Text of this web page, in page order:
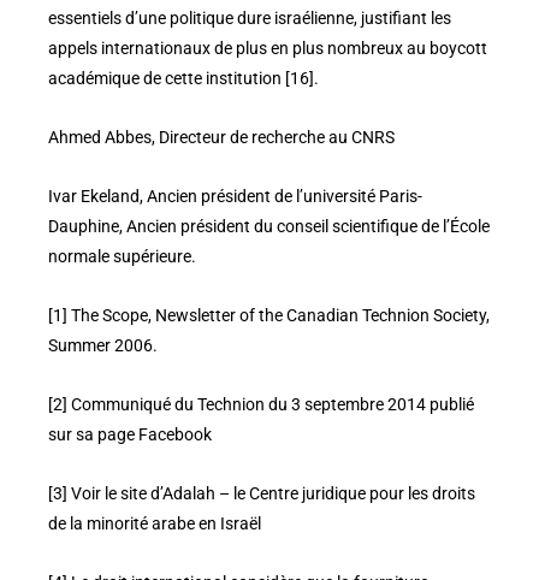
essentiels d’une politique dure israélienne, justifiant les
appels internationaux de plus en plus nombreux au boycott
académique de cette institution [16].
Ahmed Abbes, Directeur de recherche au CNRS
Ivar Ekeland, Ancien président de l’université Paris-
Dauphine, Ancien président du conseil scientifique de l’École
normale supérieure.
[1] The Scope, Newsletter of the Canadian Technion Society,
Summer 2006.
[2] Communiqué du Technion du 3 septembre 2014 publié
sur sa page Facebook
[3] Voir le site d’Adalah – le Centre juridique pour les droits
de la minorité arabe en Israël